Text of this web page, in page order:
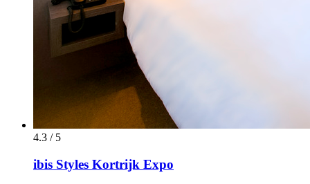
4.3 / 5
ibis Styles Kortrijk Expo